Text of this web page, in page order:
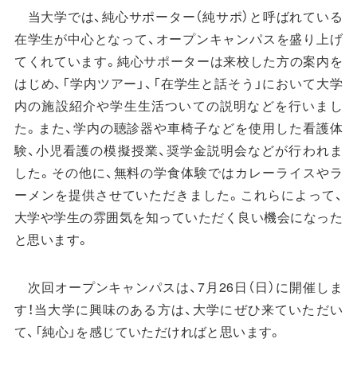
当大学では、純心サポーター（純サポ）と呼ばれている
在学生が中心となって、オープンキャンパスを盛り上げ
てくれています。純心サポーターは来校した方の案内を
はじめ、「学内ツアー」、「在学生と話そう」において大学
内の施設紹介や学生生活ついての説明などを行いまし
た。また、学内の聴診器や車椅子などを使用した看護体
験、小児看護の模擬授業、奨学金説明会などが行われま
した。その他に、無料の学食体験ではカレーライスやラ
ーメンを提供させていただきました。これらによって、
大学や学生の雰囲気を知っていただく良い機会になった
と思います。
次回オープンキャンパスは、7月26日（日）に開催しま
す！当大学に興味のある方は、大学にぜひ来ていただい
て、「純心」を感じていただければと思います。